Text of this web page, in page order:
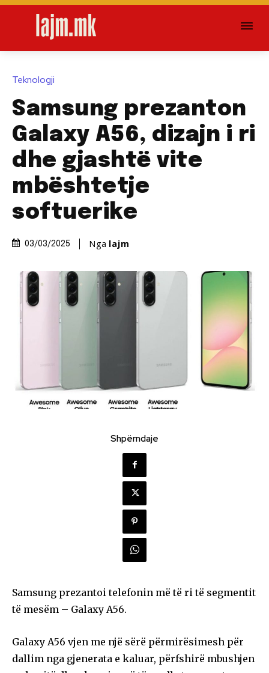
Teknologji
Samsung prezanton
Galaxy A56, dizajn i ri
dhe gjashtë vite
mbështetje
softuerike
03/03/2025 Nga lajm
Shpërndaje
Samsung prezantoi telefonin më të ri të segmentit
të mesëm – Galaxy A56.
Galaxy A56 vjen me një sërë përmirësimesh për
dallim nga gjenerata e kaluar, përfshirë mbushjen